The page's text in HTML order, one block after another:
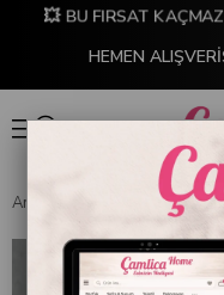
💥 BU FIRSAT
HEMEN
Anasayfa EMAYE DÜNYASI